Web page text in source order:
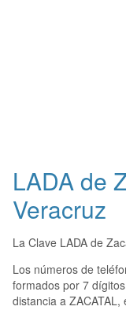
LADA de
Veracruz
La Clave LADA de
Los números de
formados por 7
distancia a